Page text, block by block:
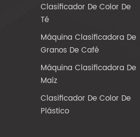
Clasificador De Color De
Té
Máquina Clasificadora De
Granos De Café
Máquina Clasificadora De
Maíz
Clasificador De Color De
Plástico